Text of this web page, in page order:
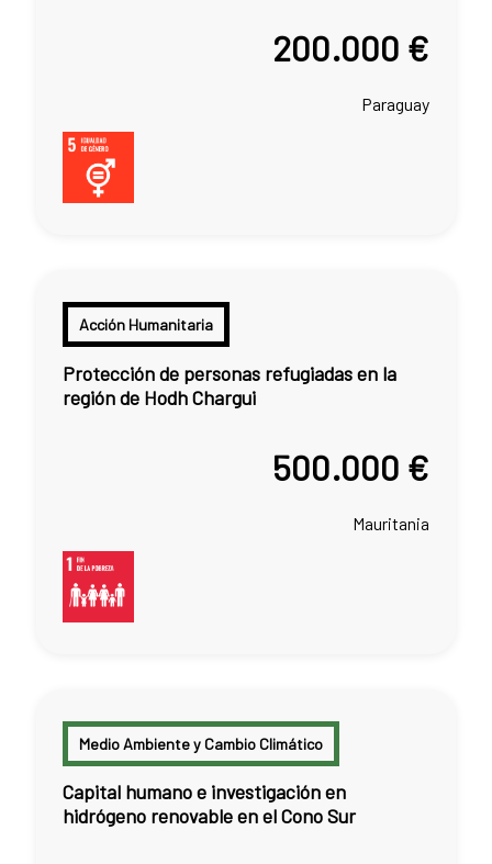
200.000 €
Paraguay
Acción Humanitaria
Protección de personas refugiadas en la
región de Hodh Chargui
500.000 €
Mauritania
Medio Ambiente y Cambio Climático
Capital humano e investigación en
hidrógeno renovable en el Cono Sur